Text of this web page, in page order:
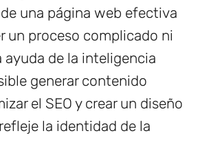
una página web efectiva
un proceso complicado ni
ayuda de la inteligencia
generar contenido
el SEO y crear un diseño
la identidad de la